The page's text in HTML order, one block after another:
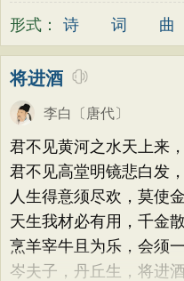
咏史
散文 闺怨
读书
饮酒
落花 桃
劝学
论诗 游
元宵节
寒食节
七夕节
中秋节
皎然
许浑 罗
王勃
卢纶
秦观
方干
李峤 赵
张说
张炎 白
刘禹锡
李商隐
柳宗元
王安石
温庭筠
刘长卿
五代
宋代 金朝
形式： 诗 词 曲
将进酒
李白 〔唐代〕
君不见黄河之水天上来
君不见高堂明镜悲白发
人生得意须尽欢，莫使
天生我材必有用，千金
烹羊宰牛且为乐，会须
岑夫子，丹丘生，将进